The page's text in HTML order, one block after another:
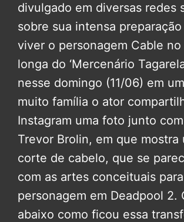
divulgado em diversas redes
sobre sua intensa
viver o personagem Cable
longa do ‘Mercenário
nesse domingo (11/06) em
muito família o ator
Instagram uma foto junto
Trevor Brolin, em que mostra
corte de cabelo, que se
com as artes conceituais
personagem em Deadpool 2.
abaixo como ficou essa